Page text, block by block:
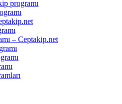
programı
– Ceptakip.net